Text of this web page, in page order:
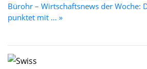
Bürohr – Wirtschaftsnews der Woche:
punktet mit ... »